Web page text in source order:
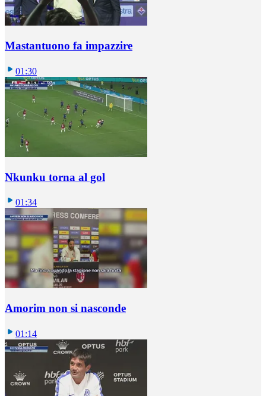
Mastantuono fa impazzire
01:30
Nkunku torna al gol
01:34
Amorim non si nasconde
01:14